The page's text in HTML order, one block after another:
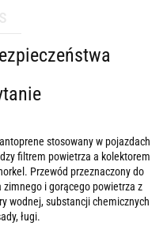
stosowany w pojazdach
filtrem powietrza a kolektorem
Przewód przeznaczony do
i gorącego powietrza z
wodnej, substancji chemicznych
ługi.